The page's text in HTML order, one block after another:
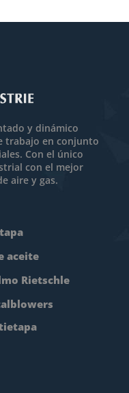
y dinámico
trabajo en conjunto
Con el único
con el mejor
aire y gas.
aceite
Rietschle